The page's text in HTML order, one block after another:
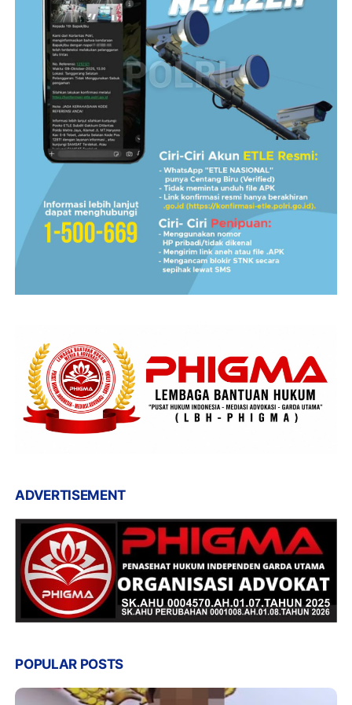
ADVERTISEMENT
POPULAR POSTS